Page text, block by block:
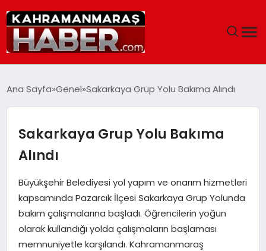
SIYASET
EĞITIM
SAĞLIK
GENEL
Ana Sayfa Genel Sakarkaya Grup Yolu Bakıma Alındı
Sakarkaya Grup Yolu Bakıma
Alındı
Büyükşehir Belediyesi yol yapım ve onarım hizmetleri
kapsamında Pazarcık İlçesi Sakarkaya Grup Yolunda
bakım çalışmalarına başladı. Öğrencilerin yoğun
olarak kullandığı yolda çalışmaların başlaması
memnuniyetle karşılandı. Kahramanmaraş